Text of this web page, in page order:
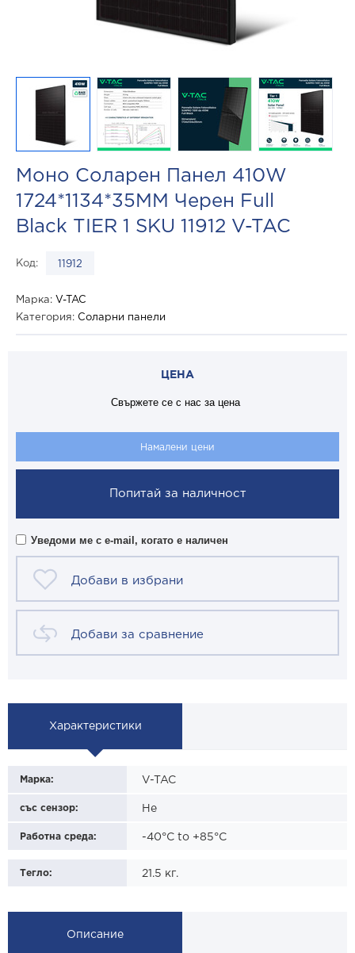
Моно Соларен Панел 410W
1724*1134*35MM Черен Full
Black TIER 1 SKU 11912 V-TAC
Код: 11912
Марка: V-TAC
Категория: Соларни панели
ЦЕНА
Свържете се с нас за цена
Намалени цени
Попитай за наличност
Уведоми ме с e-mail, когато е наличен
Добави в избрани
Добави за сравнение
Характеристики
Марка: V-TAC
със сензор: Не
Работна среда: -40°C to +85°C
Тегло: 21.5 кг.
Описание